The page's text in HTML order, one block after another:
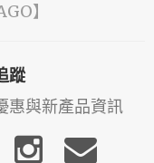
】️
蹤
惠與新產品資訊